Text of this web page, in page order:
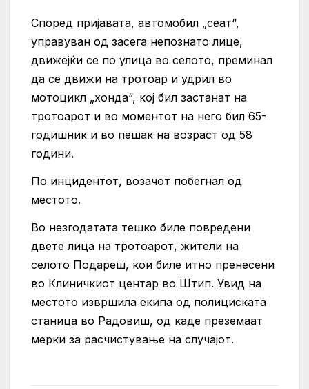
Според пријавата, автомобил „сеат“,
управуван од засега непознато лице,
движејќи се по улица во селото, преминал
да се движи на тротоар и удрил во
мотоцикл „хонда“, кој бил застанат на
тротоарот и во моментот на него бил 65-
годишник и во пешак на возраст од 58
години.
По инцидентот, возачот побегнал од
местото.
Во незгодатата тешко биле повредени
двете лица на тротоарот, жители на
селото Подареш, кои биле итно пренесени
во Клиничкиот центар во Штип. Увид на
местото извршила екипа од полициската
станица во Радовиш, од каде преземаат
мерки за расчистување на случајот.